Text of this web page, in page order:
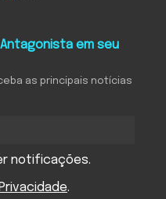
em seu
as principais notícias
notificações.
.